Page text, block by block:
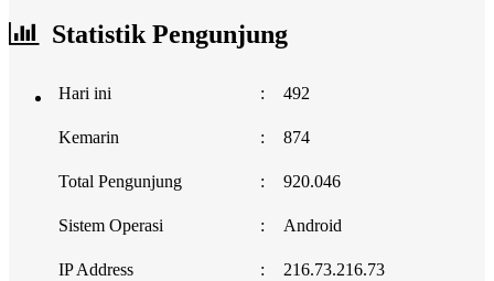
Statistik Pengunjung
Hari ini : 492
Kemarin : 874
Total Pengunjung : 920.046
Sistem Operasi : Android
IP Address : 216.73.216.73